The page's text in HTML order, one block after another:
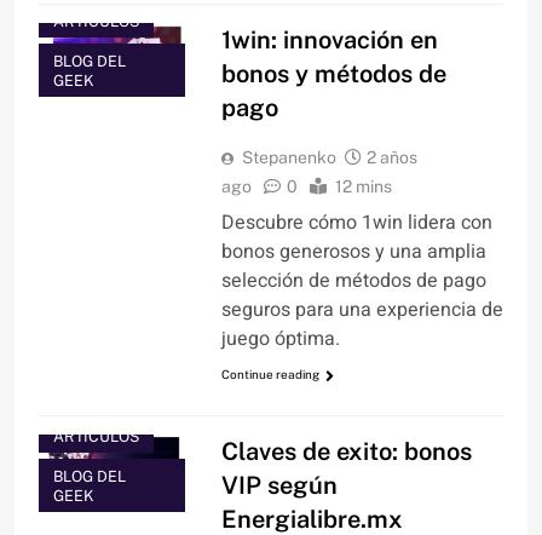
ARTÍCULOS
BLOG DEL
GEEK
1win: innovación en
bonos y métodos de
pago
Stepanenko
2 años
ago
0 12 mins
Descubre cómo 1win lidera con
bonos generosos y una amplia
selección de métodos de pago
seguros para una experiencia de
juego óptima.
Continue reading
ARTÍCULOS
BLOG DEL
GEEK
Claves de exito: bonos
VIP según
Energialibre.mx